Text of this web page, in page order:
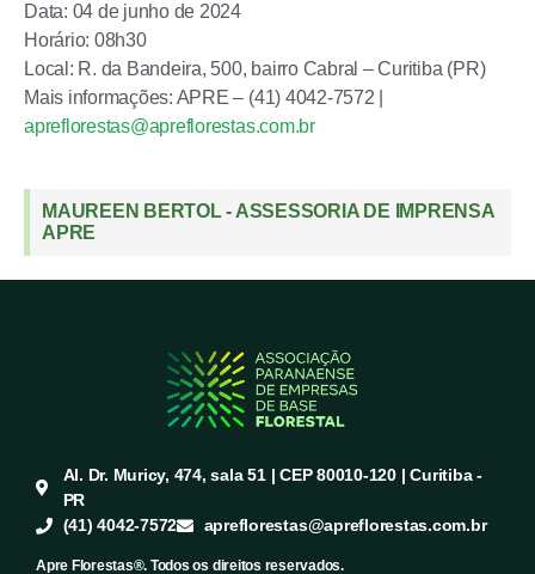
Data: 04 de junho de 2024
Horário: 08h30
Local: R. da Bandeira, 500, bairro Cabral – Curitiba (PR)
Mais informações: APRE – (41) 4042-7572 |
apreflorestas@apreflorestas.com.br
MAUREEN BERTOL - ASSESSORIA DE IMPRENSA
APRE
Al. Dr. Muricy, 474, sala 51 | CEP 80010-120 | Curitiba -
PR
(41) 4042-7572
apreflorestas@apreflorestas.com.br
Apre Florestas®. Todos os direitos reservados.